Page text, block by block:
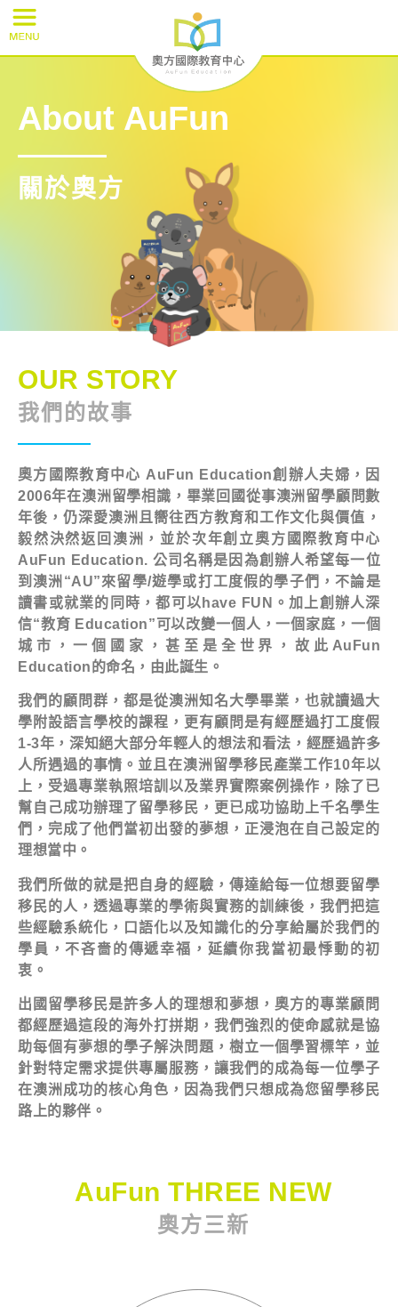
About AuFun
關於奧方
OUR STORY
我們的故事
奧方國際教育中心 AuFun Education創辦人夫婦，因
2006年在澳洲留學相識，畢業回國從事澳洲留學顧問數
年後，仍深愛澳洲且嚮往西方教育和工作文化與價值，
毅然決然返回澳洲，並於次年創立奧方國際教育中心
AuFun Education. 公司名稱是因為創辦人希望每一位
到澳洲“AU”來留學/遊學或打工度假的學子們，不論是
讀書或就業的同時，都可以have FUN。加上創辦人深
信“教育 Education”可以改變一個人，一個家庭，一個
城市，一個國家，甚至是全世界，故此 AuFun
Education的命名，由此誕生。
我們的顧問群，都是從澳洲知名大學畢業，也就讀過大
學附設語言學校的課程，更有顧問是有經歷過打工度假
1-3年，深知絕大部分年輕人的想法和看法，經歷過許多
人所遇過的事情。並且在澳洲留學移民產業工作10年以
上，受過專業執照培訓以及業界實際案例操作，除了已
幫自己成功辦理了留學移民，更已成功協助上千名學生
們，完成了他們當初出發的夢想，正浸泡在自己設定的
理想當中。
我們所做的就是把自身的經驗，傳達給每一位想要留學
移民的人，透過專業的學術與實務的訓練後，我們把這
些經驗系統化，口語化以及知識化的分享給屬於我們的
學員，不吝嗇的傳遞幸福，延續你我當初最悸動的初
衷。
出國留學移民是許多人的理想和夢想，奧方的專業顧問
都經歷過這段的海外打拼期，我們強烈的使命感就是協
助每個有夢想的學子解決問題，樹立一個學習標竿，並
針對特定需求提供專屬服務，讓我們的成為每一位學子
在澳洲成功的核心角色，因為我們只想成為您留學移民
路上的夥伴。
AuFun THREE NEW
奧方三新